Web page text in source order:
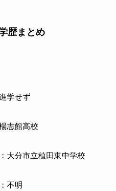
歴まとめ
学せず
志館高校
大分市立稙田東中学校
不明